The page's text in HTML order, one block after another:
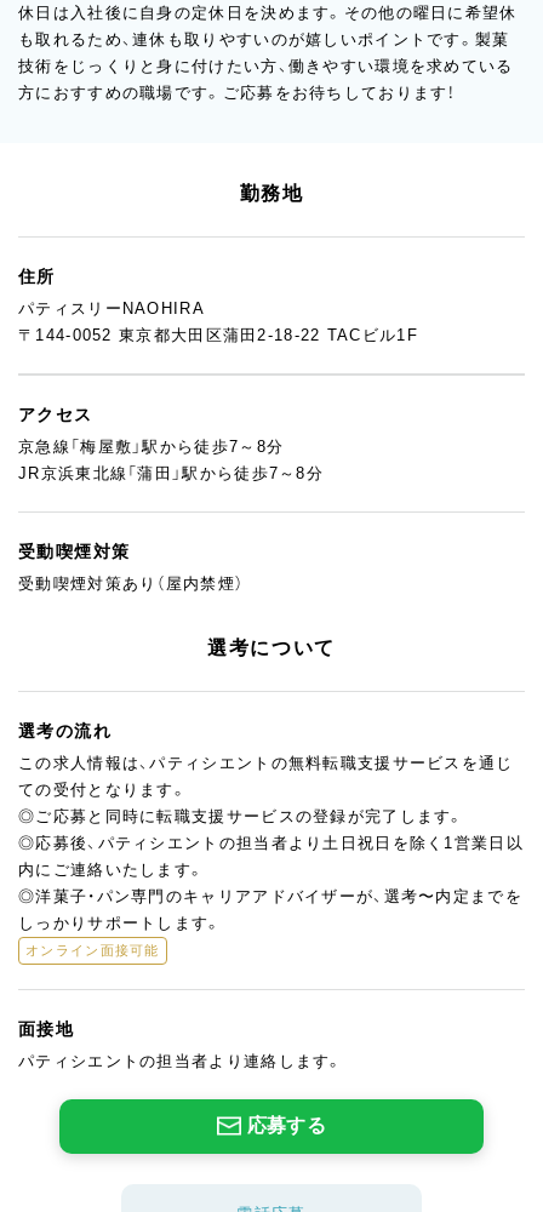
休日は入社後に自身の定休日を決めます。その他の曜日に希望休
も取れるため、連休も取りやすいのが嬉しいポイントです。製菓
技術をじっくりと身に付けたい方、働きやすい環境を求めている
方におすすめの職場です。ご応募をお待ちしております！
勤務地
住所
パティスリーNAOHIRA
〒144-0052 東京都大田区蒲田2-18-22 TACビル1F
アクセス
京急線「梅屋敷」駅から徒歩7～8分
JR京浜東北線「蒲田」駅から徒歩7～8分
受動喫煙対策
受動喫煙対策あり（屋内禁煙）
選考について
選考の流れ
この求人情報は、パティシエントの無料転職支援サービスを通じ
ての受付となります。
◎ご応募と同時に転職支援サービスの登録が完了します。
◎応募後、パティシエントの担当者より土日祝日を除く1営業日以
内にご連絡いたします。
◎洋菓子・パン専門のキャリアアドバイザーが、選考〜内定までを
しっかりサポートします。
オンライン面接可能
面接地
パティシエントの担当者より連絡します。
応募する